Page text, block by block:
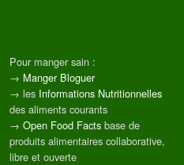
Pour manger sain :
→ Manger Bloguer
→ les Informations Nutritionnelles
des aliments courants
→ Open Food Facts base de
produits alimentaires collaborative,
libre et ouverte